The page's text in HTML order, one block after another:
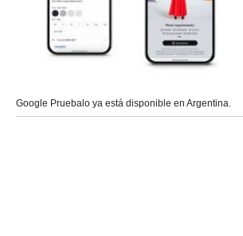
Google Pruebalo ya está disponible en Argentina.